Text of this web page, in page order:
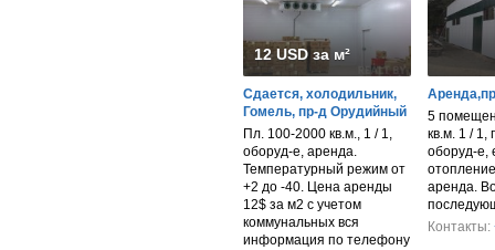
12 USD за м²
Сдается, холодильник,
Гомель, пр-д Орудийный
Пл. 100-2000 кв.м., 1 / 1,
оборуд-е, аренда.
Температурный режим от
+2 до -40. Цена аренды
12$ за м2 с учетом
коммунальных вся
информация по телефону
5
кв.м. 1 / 1,
оборуд-е,
аренда.
Контакты: